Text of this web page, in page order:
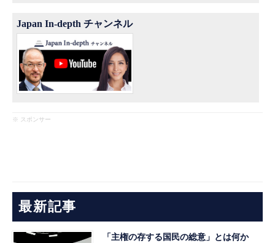
Japan In-depth チャンネル
※ スポンサー
最新記事
「主権の存する国民の総意」とは何か